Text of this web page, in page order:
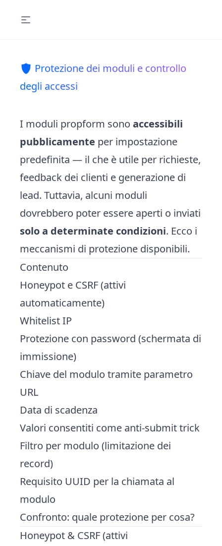
🛡️ Protezione dei moduli e controllo
degli accessi
I moduli propform sono accessibili
pubblicamente per impostazione
predefinita — il che è utile per richieste,
feedback dei clienti e generazione di
lead. Tuttavia, alcuni moduli
dovrebbero poter essere aperti o inviati
solo a determinate condizioni. Ecco i
meccanismi di protezione disponibili.
Contenuto
Honeypot e CSRF (attivi
automaticamente)
Whitelist IP
Protezione con password (schermata di
immissione)
Chiave del modulo tramite parametro
URL
Data di scadenza
Valori consentiti come anti-submit trick
Filtro per modulo (limitazione dei
record)
Requisito UUID per la chiamata al
modulo
Confronto: quale protezione per cosa?
Honeypot & CSRF (attivi